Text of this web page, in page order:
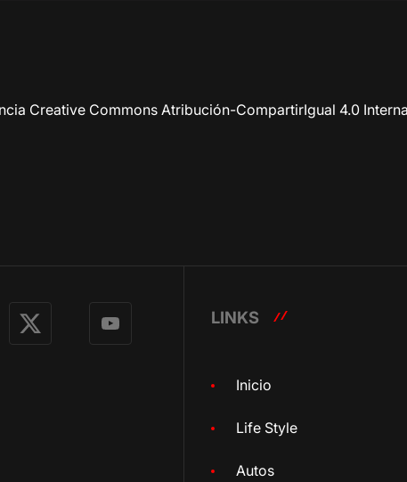
Creative Commons Atribución-CompartirIgual 4.0
X YouTube
LINKS
Inicio
Life Style
Autos